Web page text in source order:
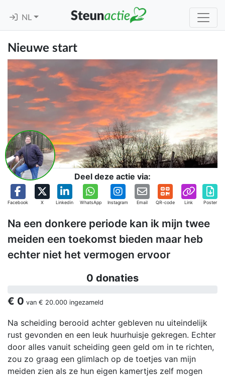
NL
Nieuwe start
Deel deze actie via:
Facebook X Linkedin WhatsApp Instagram Email QR-code Link Poster
Na een donkere periode kan ik mijn twee
meiden een toekomst bieden maar heb
echter niet het vermogen ervoor
0 donaties
€ 0 van € 20.000 ingezameld
Na scheiding berooid achter gebleven nu uiteindelijk
rust gevonden en een leuk huurhuisje gekregen. Echter
door alles vanuit scheiding geen geld om in te richten,
zou zo graag een glimlach op de toetjes van mijn
meiden zien als ze hun eigen kamertjes zelf mogen